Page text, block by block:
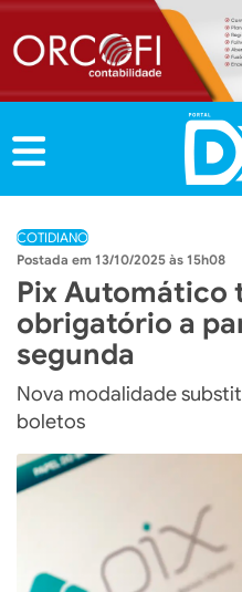
COTIDIANO
13/10/2025 às 15h08
Pix Automático
obrigatório a
segunda
Nova modalidade
boletos